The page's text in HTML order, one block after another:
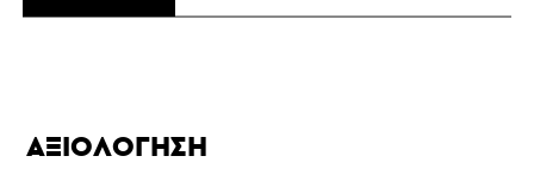
ΑΞΙΟΛΌΓΗΣΗ